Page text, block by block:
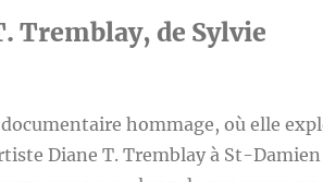
Tremblay, de Sylvie
hommage, où elle
Diane T. Tremblay à St-